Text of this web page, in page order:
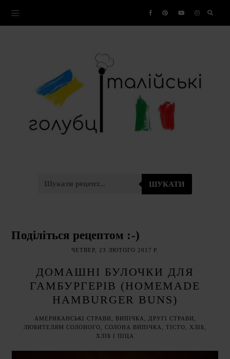
ШУКАТИ
Поділіться рецептом :-)
ЧЕТВЕР, 23 ЛЮТОГО 2017 Р.
ДОМАШНІ БУЛОЧКИ ДЛЯ
ГАМБУРГЕРІВ (HOMEMADE
HAMBURGER BUNS)
АМЕРИКАНСЬКІ СТРАВИ ВИПІЧКА ДРУГІ СТРАВИ
ЛЮБИТЕЛЯМ СОЛОНОГО
СОЛОНА ВИПІЧКА ТІСТО ХЛІБ
ХЛІБ І ПІЦА